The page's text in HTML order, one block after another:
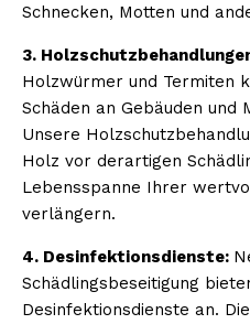
Schnecken, Motten und
3.
Holzwürmer und Termiten
Schäden an Gebäuden und
Unsere
Holz vor derartigen
Lebensspanne Ihrer
verlängern.
4. Desinfektionsdienste:
Schädlingsbeseitigung
Desinfektionsdienste an.